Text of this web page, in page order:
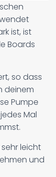
ist, ist
Boards
so dass
deinem
Pumpe
Mal
leicht
und